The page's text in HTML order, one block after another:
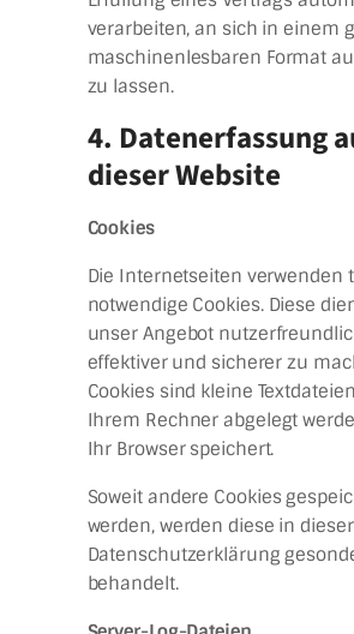
verarbeiten, an sich in einem
maschinenlesbaren Format
zu lassen.
4. Datenerfassung
dieser Website
Cookies
Die Internetseiten verwenden
notwendige Cookies. Diese
unser Angebot
effektiver und sicherer zu
Cookies sind kleine
Ihrem Rechner abgelegt
Ihr Browser speichert.
Soweit andere Cookies
werden, werden diese in dieser
Datenschutzerklärung
behandelt.